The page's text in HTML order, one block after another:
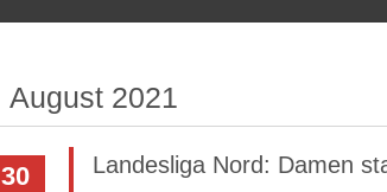
August 2021
30 Landesliga Nord: Damen